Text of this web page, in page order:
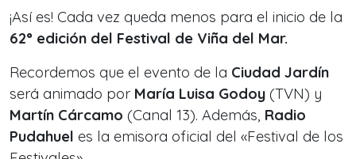
¡Así es! Cada vez queda menos para el inicio de la
62° edición del Festival de Viña del Mar.
Recordemos que el evento de la Ciudad Jardín
será animado por María Luisa Godoy (TVN) y
Martín Cárcamo (Canal 13). Además, Radio
Pudahuel es la emisora oficial del «Festival de los